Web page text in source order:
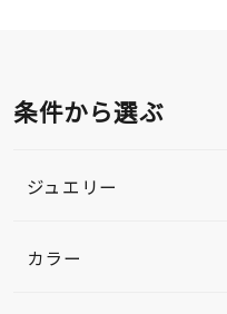
条件から選ぶ
ジュエリー
カラー